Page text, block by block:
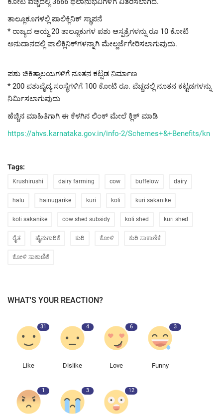
ತಾಲ್ಲೂಕೂಗಳಲ್ಲಿ ಪಾಲಿಕ್ಲಿನಿಕ್ ಸ್ಥಾಪನೆ
* ರಾಜ್ಯದ ಆಯ್ದ 20 ತಾಲ್ಲೂಕುಗಳ ಪಶು ಆಸ್ಪತ್ರೆಗಳನ್ನು ರೂ 10 ಕೋಟಿ
ಅನುದಾನದಲ್ಲಿ ಪಾಲಿಕ್ಲಿನಿಕ್‌ಗಳನ್ನಾಗಿ ಮೇಲ್ದರ್ಜೆಗೇರಿಸಲಾಗುವುದು.
ಪಶು ಚಿಕಿತ್ಸಾಲಯಗಳಿಗೆ ನೂತನ ಕಟ್ಟಡ ನಿರ್ಮಾಣ
* 200 ಪಶುವೈದ್ಯ ಸಂಸ್ಥೆಗಳಿಗೆ 100 ಕೋಟಿ ರೂ. ವೆಚ್ಚದಲ್ಲಿ ನೂತನ ಕಟ್ಟಡಗಳನ್ನು
ನಿರ್ಮಿಸಲಾಗುವುದು
ಹೆಚ್ಚಿನ ಮಾಹಿತಿಗಾಗಿ ಈ ಕೆಳಗಿನ ಲಿಂಕ್ ಮೇಲೆ ಕ್ಲಿಕ್ ಮಾಡಿ
https://ahvs.karnataka.gov.in/info-2/Schemes+&+Benefits/kn
Tags:
Krushirushi dairy farming cow buffelow dairy
halu hainugarike kuri koli kuri sakanike
koli sakanike cow shed subsidy koli shed kuri shed
ರೈತ ಹೈನುಗಾರಿಕೆ ಕುರಿ ಕೋಳಿ ಕುರಿ ಸಾಕಾಣಿಕೆ
ಕೋಳಿ ಸಾಕಾಣಿಕೆ
WHAT'S YOUR REACTION?
31
Like
4
Dislike
6
Love
3
Funny
1 3 12